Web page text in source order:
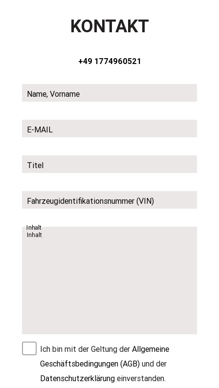
KONTAKT
+49 1774960521
Name, Vorname
E-MAIL
Titel
Fahrzeugidentifikationsnummer (VIN)
Inhalt
Ich bin mit der Geltung der Allgemeine
Geschäftsbedingungen (AGB)und der
Datenschutzerklärungeinverstanden.